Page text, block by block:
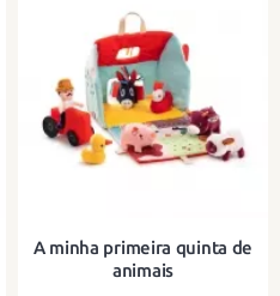
A minha primeira quinta de
animais